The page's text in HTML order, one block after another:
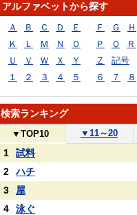
アルファベットから探す
Ａ Ｂ Ｃ Ｄ Ｅ Ｆ Ｇ Ｈ
Ｋ
Ｌ Ｍ Ｎ Ｏ Ｐ Ｑ Ｒ
Ｕ
Ｖ Ｗ Ｘ Ｙ Ｚ
記号
１
２ ３ ４ ５ ６ ７ ８
検索ランキング
▼ TOP10 ▼ 11～20
1
試料
2
ハチ
3
屋
4
泳ぐ